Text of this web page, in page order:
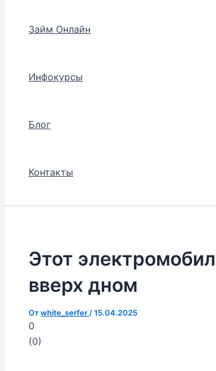
Займ Онлайн
Инфокурсы
Блог
Контакты
Этот
вверх дном
Отwhite_serfer /15.04.2025
0
(0)